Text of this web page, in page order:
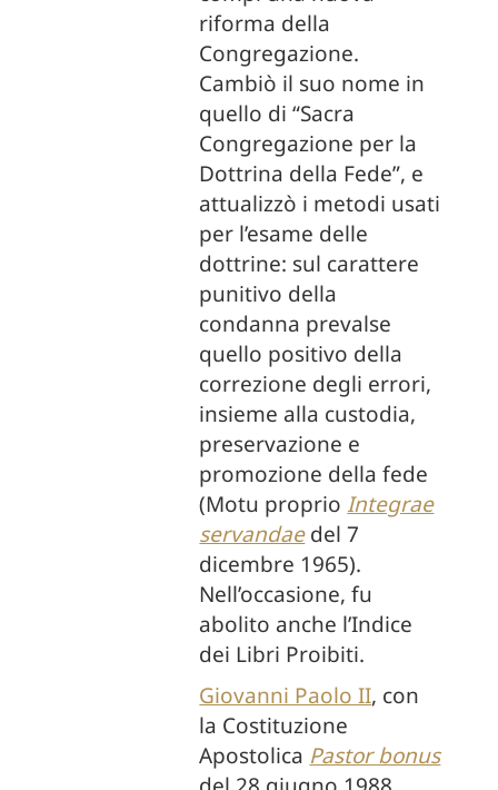
riforma della
Congregazione.
Cambiò il suo nome in
quello di “Sacra
Congregazione per la
Dottrina della Fede”, e
attualizzò i metodi usati
per l’esame delle
dottrine: sul carattere
punitivo della
condanna prevalse
quello positivo della
correzione degli errori,
insieme alla custodia,
preservazione e
promozione della fede
(Motu proprio Integrae
servandaedel 7
dicembre 1965).
Nell’occasione, fu
abolito anche l’Indice
dei Libri Proibiti.
Giovanni Paolo II, con
la Costituzione
Apostolica Pastor bonus